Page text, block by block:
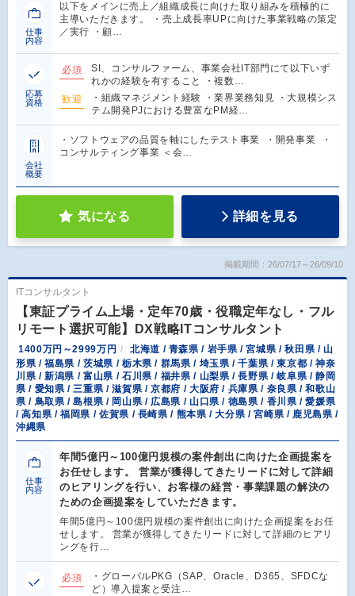
仕事
内容
以下をメインに売上／組織成長に向けた取り組みを積極的に
主導いただきます。 ・売上成長率UPに向けた事業戦略の策定
／実行 ・顧…
応募
資格
必須
SI、コンサルファーム、事業会社IT部門にて以下いず
れかの経験を有すること ・複数…
歓迎
・組織マネジメント経験 ・業界業務知見 ・大規模シス
テム開発PJにおける豊富なPM経…
会社
概要
・ソフトウェアの品質を軸にしたテスト事業 ・開発事業 ・
コンサルティング事業 ＜会…
気になる 詳細を見る
掲載期間：26/07/17～26/09/10
ITコンサルタント
【東証プライム上場・定年70歳・役職定年なし・フル
リモート選択可能】DX戦略ITコンサルタント
1400万円～2999万円
北海道 / 青森県 / 岩手県 / 宮城県 / 秋田県 / 山
形県 / 福島県 / 茨城県 / 栃木県 / 群馬県 / 埼玉県 / 千葉県 / 東京都 / 神奈
川県 / 新潟県 / 富山県 / 石川県 / 福井県 / 山梨県 / 長野県 / 岐阜県 / 静岡
県 / 愛知県 / 三重県 / 滋賀県 / 京都府 / 大阪府 / 兵庫県 / 奈良県 / 和歌山
県 / 鳥取県 / 島根県 / 岡山県 / 広島県 / 山口県 / 徳島県 / 香川県 / 愛媛県
/ 高知県 / 福岡県 / 佐賀県 / 長崎県 / 熊本県 / 大分県 / 宮崎県 / 鹿児島県 /
沖縄県
仕事
内容
年間5億円～100億円規模の案件創出に向けた企画提案を
お任せします。 営業が獲得してきたリードに対して詳細
のヒアリングを行い、お客様の経営・事業課題の解決の
ための企画提案をしていただきます。
年間5億円～100億円規模の案件創出に向けた企画提案をお任
せします。 営業が獲得してきたリードに対して詳細のヒアリ
ングを行…
必須
・グローバルPKG（SAP、Oracle、D365、SFDCな
ど）導入提案と受注…